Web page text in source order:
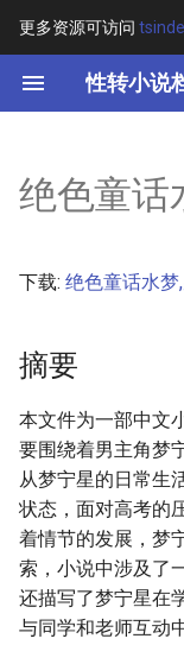
更多资源可访问
性转小说
键
开
搜
其他信息
绝色童
下载: 绝色童话水
摘要
本文件为一部中文
要围绕着男主角梦
从梦宁星的日常生
状态，面对高考的
着情节的发展，梦
索，小说中涉及了
还描写了梦宁星在
与同学和老师互动